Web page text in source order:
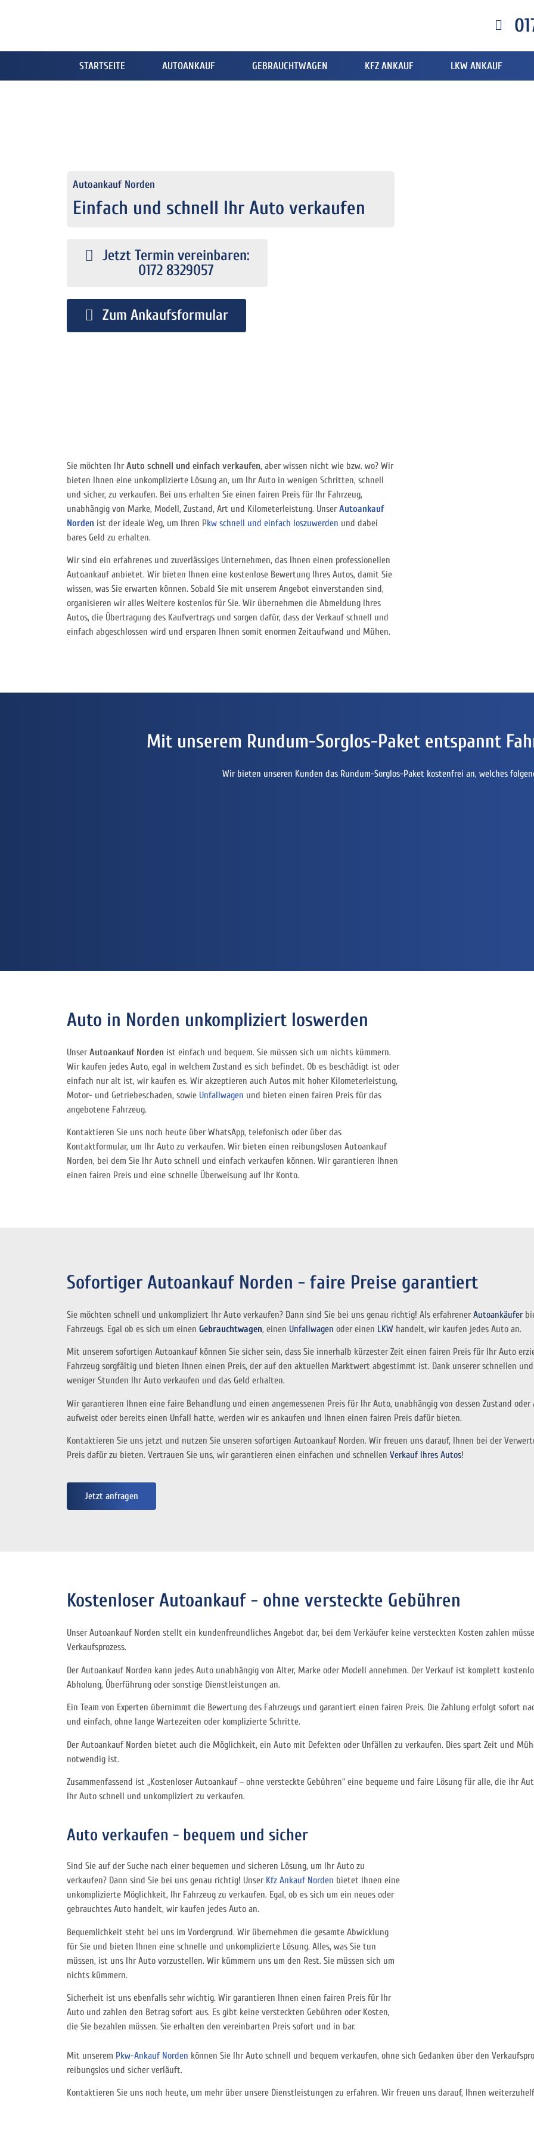
STARTSEITE AUTOANKAUF GEBRAUCHTWAGEN KFZ ANKAUF LKW ANKAUF
Autoankauf Norden
Einfach und schnell Ihr Auto verkaufen
Jetzt Termin vereinbaren:
0172 8329057
Zum Ankaufsformular
Sie möchten IhrAuto schnell und einfach verkaufen, aber wissen nicht wie bzw. wo? Wir
bieten Ihnen eine unkomplizierte Lösung an, um Ihr Auto in wenigen Schritten, schnell
und sicher, zu verkaufen. Bei uns erhalten Sie einen fairen Preis für Ihr Fahrzeug,
unabhängig von Marke, Modell, Zustand, Art und Kilometerleistung. UnserAutoankauf
Norden ist der ideale Weg, um Ihren Pkw schnell und einfach loszuwerden und dabei
bares Geld zu erhalten.
Wir sind ein erfahrenes und zuverlässiges Unternehmen, das Ihnen einen professionellen
Autoankauf anbietet. Wir bieten Ihnen eine kostenlose Bewertung Ihres Autos, damit Sie
wissen, was Sie erwarten können. Sobald Sie mit unserem Angebot einverstanden sind,
organisieren wir alles Weitere kostenlos für Sie. Wir übernehmen die Abmeldung Ihres
Autos, die Übertragung des Kaufvertrags und sorgen dafür, dass der Verkauf schnell und
einfach abgeschlossen wird und ersparen Ihnen somit enormen Zeitaufwand und Mühen.
Mit unserem Rundum-Sorglos-Paket entspannt
Wir bieten unseren Kunden das Rundum-Sorglos-Paket kostenfrei an, welches
Auto in Norden unkompliziert loswerden
UnserAutoankauf Norden ist einfach und bequem. Sie müssen sich um nichts kümmern.
Wir kaufen jedes Auto, egal in welchem Zustand es sich befindet. Ob es beschädigt ist oder
einfach nur alt ist, wir kaufen es. Wir akzeptieren auch Autos mit hoher Kilometerleistung,
Motor- und Getriebeschaden, sowie Unfallwagen und bieten einen fairen Preis für das
angebotene Fahrzeug.
Kontaktieren Sie uns noch heute über WhatsApp, telefonisch oder über das
Kontaktformular, um Ihr Auto zu verkaufen. Wir bieten einen reibungslosen Autoankauf
Norden, bei dem Sie Ihr Auto schnell und einfach verkaufen können. Wir garantieren Ihnen
einen fairen Preis und eine schnelle Überweisung auf Ihr Konto.
Sofortiger Autoankauf Norden - faire Preise garantiert
Sie möchten schnell und unkompliziert Ihr Auto verkaufen? Dann sind Sie bei uns genau richtig! Als erfahrenerAutoankäufer
Fahrzeugs. Egal ob es sich um einen Gebrauchtwagen, einen Unfallwagen oder einen LKW handelt, wir kaufen jedes Auto an.
Mit unserem sofortigen Autoankauf können Sie sicher sein, dass Sie innerhalb kürzester Zeit einen fairen Preis für Ihr Auto
Fahrzeug sorgfältig und bieten Ihnen einen Preis, der auf den aktuellen Marktwert abgestimmt ist. Dank unserer schnellen
weniger Stunden Ihr Auto verkaufen und das Geld erhalten.
Wir garantieren Ihnen eine faire Behandlung und einen angemessenen Preis für Ihr Auto, unabhängig von dessen Zustand
aufweist oder bereits einen Unfall hatte, werden wir es ankaufen und Ihnen einen fairen Preis dafür bieten.
Kontaktieren Sie uns jetzt und nutzen Sie unseren sofortigen Autoankauf Norden. Wir freuen uns darauf, Ihnen bei der
Preis dafür zu bieten. Vertrauen Sie uns, wir garantieren einen einfachen und schnellen Verkauf Ihres Autos!
Jetzt anfragen
Kostenloser Autoankauf - ohne versteckte Gebühren
Unser Autoankauf Norden stellt ein kundenfreundliches Angebot dar, bei dem Verkäufer keine versteckten Kosten zahlen
Verkaufsprozess.
Der Autoankauf Norden kann jedes Auto unabhängig von Alter, Marke oder Modell annehmen. Der Verkauf ist komplett
Abholung, Überführung oder sonstige Dienstleistungen an.
Ein Team von Experten übernimmt die Bewertung des Fahrzeugs und garantiert einen fairen Preis. Die Zahlung erfolgt sofort
und einfach, ohne lange Wartezeiten oder komplizierte Schritte.
Der Autoankauf Norden bietet auch die Möglichkeit, ein Auto mit Defekten oder Unfällen zu verkaufen. Dies spart Zeit und
notwendig ist.
Zusammenfassend ist „Kostenloser Autoankauf – ohne versteckte Gebühren“ eine bequeme und faire Lösung für alle, die ihr
Ihr Auto schnell und unkompliziert zu verkaufen.
Auto verkaufen - bequem und sicher
Sind Sie auf der Suche nach einer bequemen und sicheren Lösung, um Ihr Auto zu
verkaufen? Dann sind Sie bei uns genau richtig! Unser Kfz Ankauf Norden bietet Ihnen eine
unkomplizierte Möglichkeit, Ihr Fahrzeug zu verkaufen. Egal, ob es sich um ein neues oder
gebrauchtes Auto handelt, wir kaufen jedes Auto an.
Bequemlichkeit steht bei uns im Vordergrund. Wir übernehmen die gesamte Abwicklung
für Sie und bieten Ihnen eine schnelle und unkomplizierte Lösung. Alles, was Sie tun
müssen, ist uns Ihr Auto vorzustellen. Wir kümmern uns um den Rest. Sie müssen sich um
nichts kümmern.
Sicherheit ist uns ebenfalls sehr wichtig. Wir garantieren Ihnen einen fairen Preis für Ihr
Auto und zahlen den Betrag sofort aus. Es gibt keine versteckten Gebühren oder Kosten,
die Sie bezahlen müssen. Sie erhalten den vereinbarten Preis sofort und in bar.
Mit unserem Pkw-Ankauf Norden können Sie Ihr Auto schnell und bequem verkaufen, ohne sich Gedanken über den
reibungslos und sicher verläuft.
Kontaktieren Sie uns noch heute, um mehr über unsere Dienstleistungen zu erfahren. Wir freuen uns darauf, Ihnen